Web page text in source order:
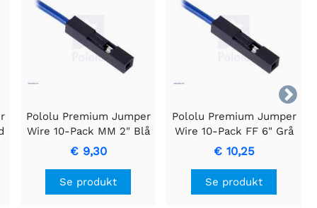

Pololu Premium Jumper
Wire 10-Pack MM 2" Blå
€ 9,30
Se produkt
Pololu Premium Jumper
Wire 10-Pack FF 6" Grå
€ 10,25
Se produkt